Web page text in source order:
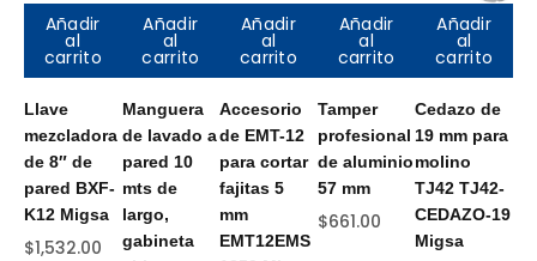
Añadir
al
carrito
Llave
mezcladora
de 8″ de
pared BXF-
K12 Migsa
$1,532.00
Añadir
al
carrito
Manguera
de lavado a
pared 10
mts de
largo,
gabineta
Añadir
al
carrito
Accesorio
de EMT-12
para cortar
fajitas 5
mm
EMT12EMS
Añadir
al
carrito
Tamper
profesional
de aluminio
57 mm
$661.00
Añadir
al
carrito
Cedazo de
19 mm para
molino
TJ42 TJ42-
CEDAZO-19
Migsa